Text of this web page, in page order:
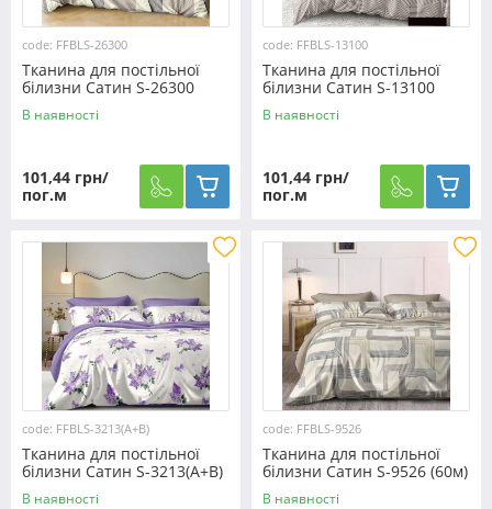
code: FFBLS-26300
Тканина для постільної
білизни Сатин S-26300
(60м)
В наявності
101,44 грн/
пог.м
code: FFBLS-13100
Тканина для постільної
білизни Сатин S-13100
(60м)
В наявності
101,44 грн/
пог.м
code: FFBLS-3213(A+B)
Тканина для постільної
білизни Сатин S-3213(A+B)
- (60м+60м)
В наявності
code: FFBLS-9526
Тканина для постільної
білизни Сатин S-9526 (60м)
В наявності